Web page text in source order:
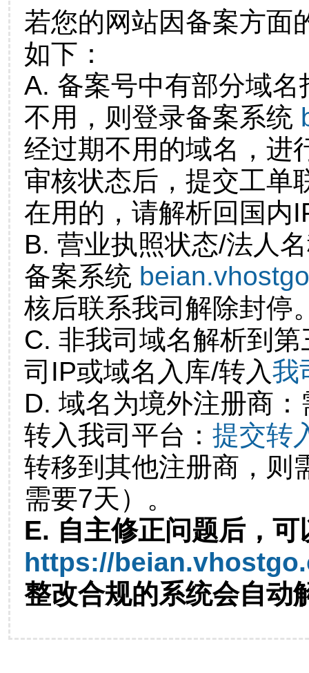
若您的网站因备案方面
如下：
A. 备案号中有部分域
不用，则登录备案系统
经过期不用的域名，进
审核状态后，提交工单
在用的，请解析回国内
B. 营业执照状态/法人
备案系统
核后联系我司解除封停
C. 非我司域名解析到
司IP或域名入库/转入我
D. 域名为境外注册商
转入我司平台： 提交转
转移到其他注册商，则
需要7天）。
E. 自主修正问题后，可
https://
整改合规的系统会自动